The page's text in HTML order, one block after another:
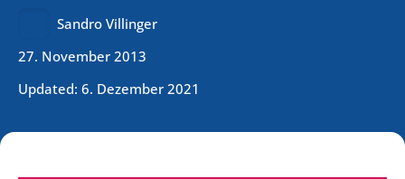
Sandro Villinger
27. November 2013
Updated: 6. Dezember 2021